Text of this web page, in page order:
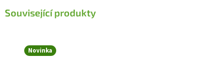
Související produkty
Novinka